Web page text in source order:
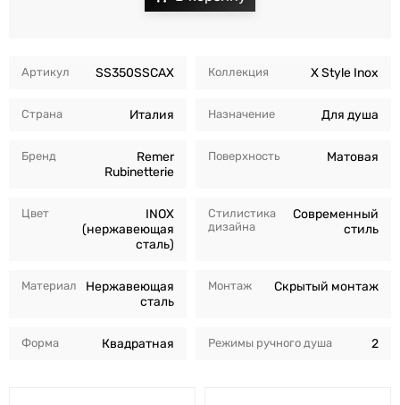
Артикул SS350SSCAX
Страна Италия
Бренд
Remer
Rubinetterie
Цвет
INOX
(нержавеющая
сталь)
Материал
Нержавеющая
сталь
Форма Квадратная
Коллекция X Style Inox
Назначение Для душа
Поверхность Матовая
Стилистика
дизайна
Современный
стиль
Монтаж Скрытый монтаж
Режимы ручного душа 2